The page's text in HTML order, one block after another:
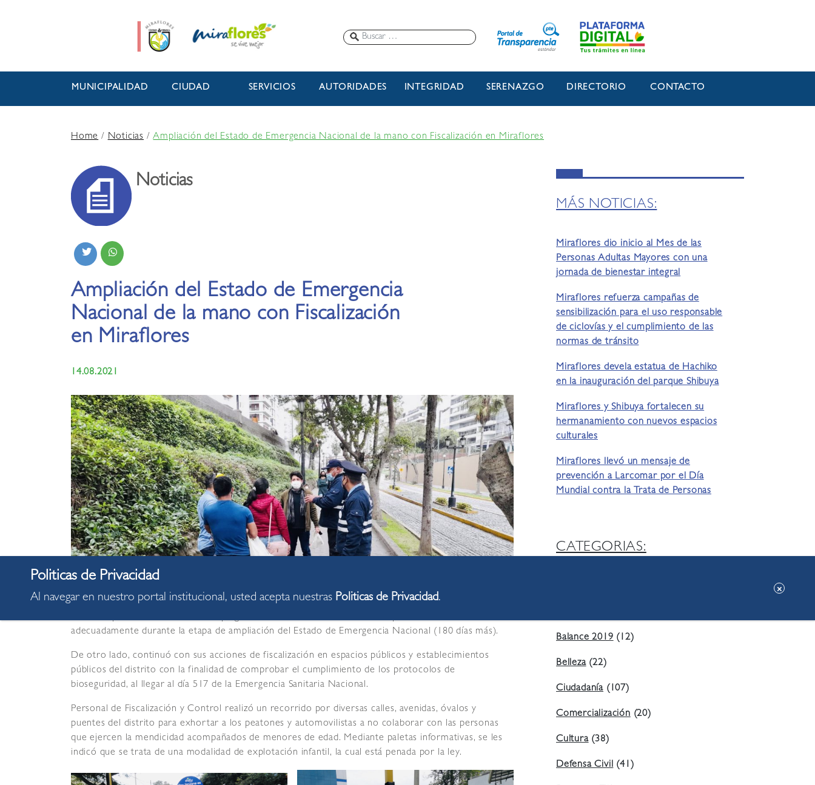
MUNICIPALIDAD CIUDAD SERVICIOS AUTORIDADES INTEGRIDAD SERENAZGO DIRECTORIO CONTACTO
Home/Noticias /Ampliación del Estado de Emergencia Nacional de la mano con Fiscalización en Miraflores
Noticias
Ampliación del Estado de Emergencia
Nacional de la mano con Fiscalización
en Miraflores
14.08.2021
adecuadamente durante la etapa de ampliación del Estado de Emergencia Nacional (180 días más).
De otro lado, continuó con sus acciones de fiscalización en espacios públicos y establecimientos
públicos del distrito con la finalidad de comprobar el cumplimiento de los protocolos de
bioseguridad, al llegar al día 517 de la Emergencia Sanitaria Nacional.
Personal de Fiscalización y Control realizó un recorrido por diversas calles, avenidas, óvalos y
puentes del distrito para exhortar a los peatones y automovilistas a no colaborar con las personas
que ejercen la mendicidad acompañados de menores de edad. Mediante paletas informativas, se les
indicó que se trata de una modalidad de explotación infantil, la cual está penada por la ley.
MÁS NOTICIAS:
Miraflores dio inicio al Mes de las
Personas Adultas Mayores con una
jornada de bienestar integral
Miraflores refuerza campañas de
sensibilización para el uso responsable
de ciclovías y el cumplimiento de las
normas de tránsito
Miraflores devela estatua de Hachiko
en la inauguración del parque Shibuya
Miraflores y Shibuya fortalecen su
hermanamiento con nuevos espacios
culturales
Miraflores llevó un mensaje de
prevención a Larcomar por el Día
Mundial contra la Trata de Personas
CATEGORIAS:
Balance 2019(12)
Belleza(22)
Ciudadanía (107)
Comercialización(20)
Cultura(38)
Defensa Civil(41)
Al navegar en nuestro portal institucional, usted acepta nuestras Politicas de Privacidad.